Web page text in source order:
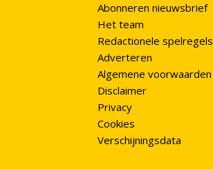
Abonneren nieuwsbrief
Het team
Redactionele spelregels
Adverteren
Algemene voorwaarden
Disclaimer
Privacy
Cookies
Verschijningsdata